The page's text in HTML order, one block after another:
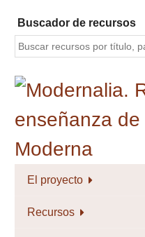
contenido
principal
Buscador de recursos
El proyecto
Recursos